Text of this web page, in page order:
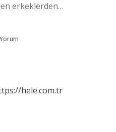
erkeklerden…
hele.com.tr